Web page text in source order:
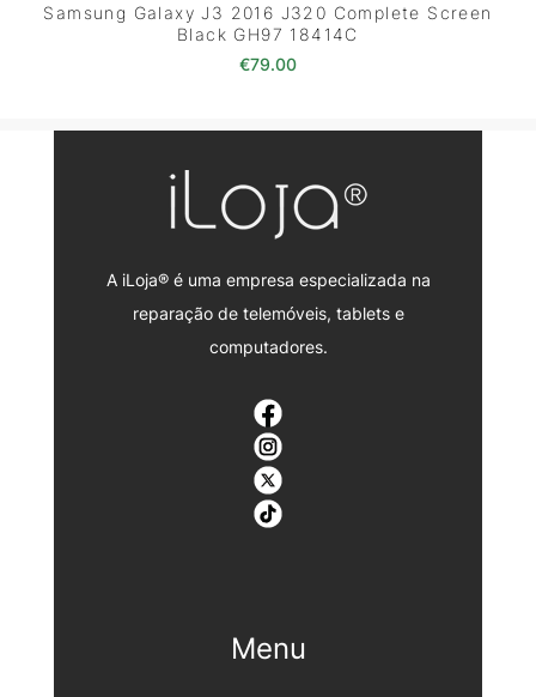
Samsung Galaxy J3 2016 J320 Complete Screen
Black GH97 18414C
€79.00
A iLoja® é uma empresa especializada na
reparação de telemóveis, tablets e
computadores.
Menu